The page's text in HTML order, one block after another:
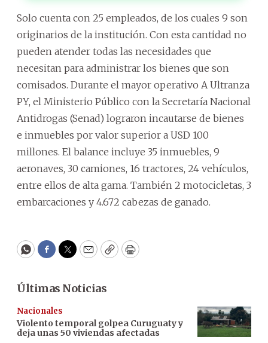
Solo cuenta con 25 empleados, de los cuales 9 son
originarios de la institución. Con esta cantidad no
pueden atender todas las necesidades que
necesitan para administrar los bienes que son
comisados. Durante el mayor operativo A Ultranza
PY, el Ministerio Público con la Secretaría Nacional
Antidrogas (Senad) lograron incautarse de bienes
e inmuebles por valor superior a USD 100
millones. El balance incluye 35 inmuebles, 9
aeronaves, 30 camiones, 16 tractores, 24 vehículos,
entre ellos de alta gama. También 2 motocicletas, 3
embarcaciones y 4.672 cabezas de ganado.
WhatsApp
Facebook
Twitter
EmailCopyPrint
Últimas Noticias
Nacionales
Violento temporal golpea Curuguaty y
deja unas 50 viviendas afectadas